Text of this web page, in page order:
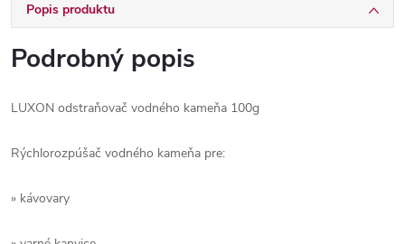
Popis produktu
Podrobný popis
LUXON odstraňovač vodného kameňa 100g
Rýchlorozpúšač vodného kameňa pre:
» kávovary